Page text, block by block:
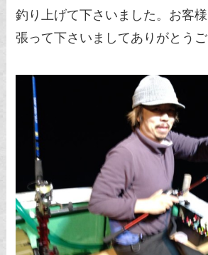
釣り上げて下さいました。お客
張って下さいましてありがとうご